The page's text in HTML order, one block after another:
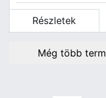
Részletek
Még több